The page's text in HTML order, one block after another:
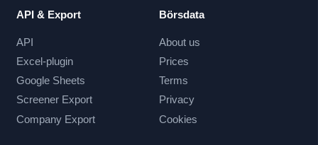
API & Export
API
Excel-plugin
Google Sheets
Screener Export
Company Export
Börsdata
About us
Prices
Terms
Privacy
Cookies